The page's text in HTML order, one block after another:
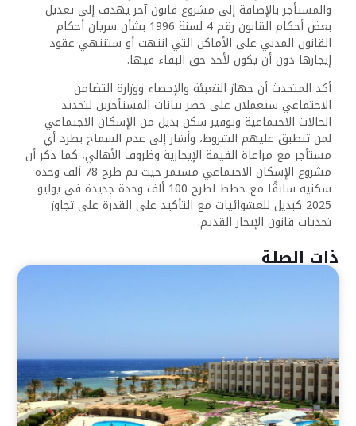
والمستأجر بالإضافة إلى مشروع قانون آخر يهدف إلى تعديل
بعض أحكام القانون رقم 4 لسنة 1996 بشأن سريان أحكام
القانون المدني على الأماكن التي انتهت أو ستنتهي عقود
إيجارها دون أن يكون لأحد حق البقاء فيها.
أكد المتحدث أن جهاز التعبئة والإحصاء ووزارة التضامن
الاجتماعي سيعملان على حصر بيانات المستأجرين لتحديد
الحالات الاجتماعية وتوفير سكن بديل من الإسكان الاجتماعي
لمن تنطبق عليهم الشروط، وأشار إلى عدم السماح بطرد أي
مستأجر مع مراعاة القيمة الإيجارية وظروف الأهالي، كما ذكر أن
مشروع الإسكان الاجتماعي مستمر حيث تم طرح 78 ألف وحدة
سكنية سابقًا مع خطط لطرح 100 ألف وحدة جديدة في يوليو
2025 كبديل للعشوائيات مع التأكيد على القدرة على تجاوز
تحديات قانون الإيجار القديم.
ذات الصلة